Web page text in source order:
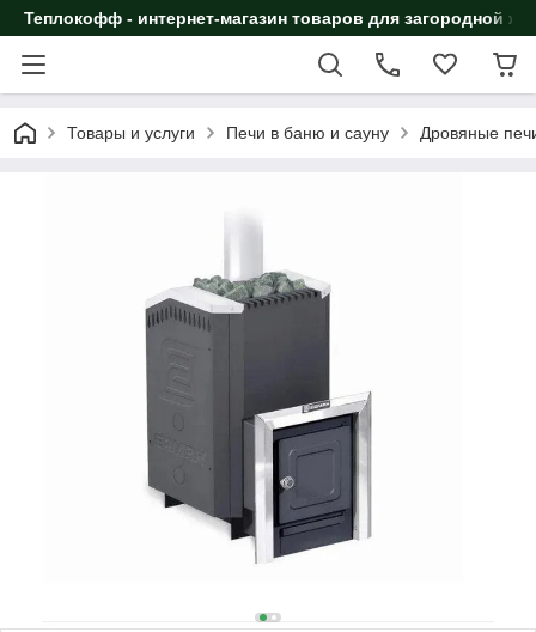
Теплокофф - интернет-магазин товаров для загородной
Товары и услуги Печи в баню и сауну Дровяные